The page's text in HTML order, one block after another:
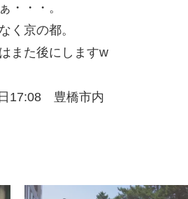
・・・。
く京の都。
また後にしますw
17:08 豊橋市内